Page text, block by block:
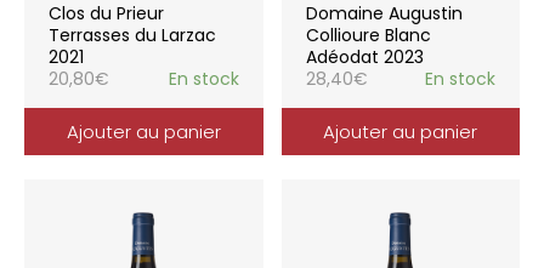
Clos du Prieur
Terrasses du Larzac
2021
20,80€ En stock
Ajouter au panier
Domaine Augustin
Collioure Blanc
Adéodat 2023
28,40€ En stock
Ajouter au panier